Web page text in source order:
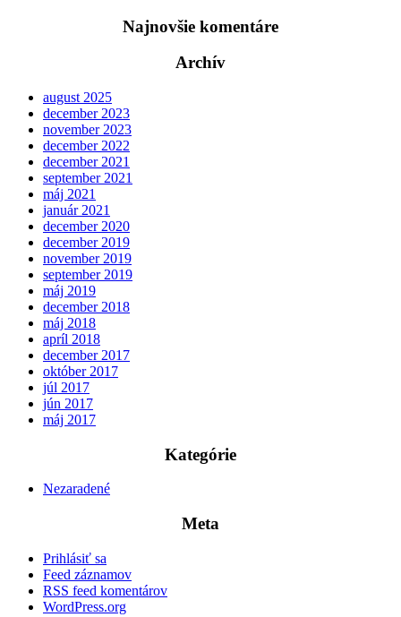
Najnovšie komentáre
Archív
august 2025
december 2023
november 2023
december 2022
december 2021
september 2021
máj 2021
január 2021
december 2020
december 2019
november 2019
september 2019
máj 2019
december 2018
máj 2018
apríl 2018
december 2017
október 2017
júl 2017
jún 2017
máj 2017
Kategórie
Nezaradené
Meta
Prihlásiť sa
Feed záznamov
RSS feed komentárov
WordPress.org